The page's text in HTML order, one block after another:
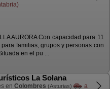
AURORA Con capacidad para 11
familias, grupos y personas con
en el pu ...
La Solana
en Colombres (Asturias)
a